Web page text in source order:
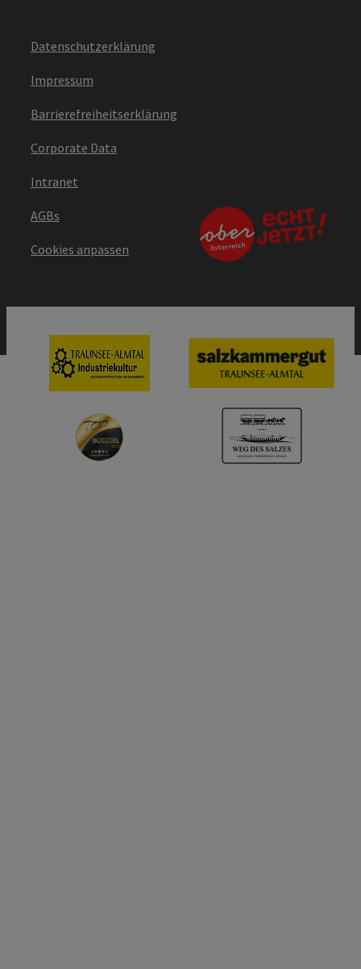
Datenschutzerklärung
Impressum
Barrierefreiheitserklärung
Corporate Data
Intranet
AGBs
Cookies anpassen